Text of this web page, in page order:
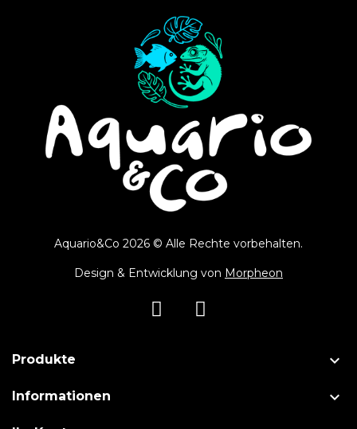
Aquario&Co 2026 © Alle Rechte vorbehalten.
Design & Entwicklung von Morpheon
Produkte 
Informationen 